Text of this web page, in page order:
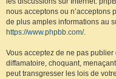
nous acceptons ou n’acceptons
de plus amples informations au
https://www.phpbb.com/.
Vous acceptez de ne pas
diffamatoire, choquant,
peut transgresser les lois de